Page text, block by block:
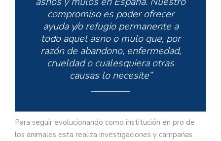
compromiso es poder ofrecer
ayuda y/o refugio permanente a
todo aquel asno o mulo que, por
razón de abandono, enfermedad,
crueldad o cualesquiera otras
causas lo necesite”
Para seguir evolucionando como institución en pro de
los animales esta realiza investigaciones y campañas.